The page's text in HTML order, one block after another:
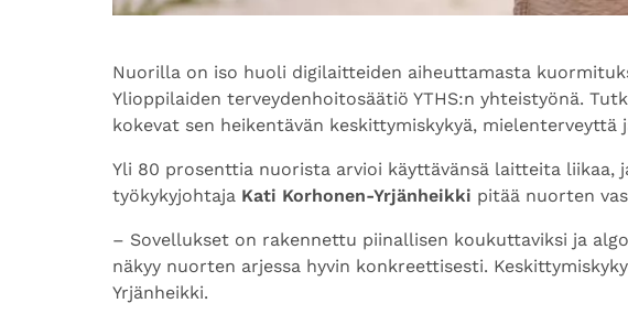
Nuorilla on iso huoli digilaitteiden aiheuttamasta
Ylioppilaiden terveydenhoitosäätiö YTHS:n yhteistyönä.
kokevat sen heikentävän keskittymiskykyä, mielenterveyttä
Yli 80 prosenttia nuorista arvioi käyttävänsä laitteita liikaa,
työkykyjohtaja Kati Korhonen-Yrjänheikki pitää nuorten
– Sovellukset on rakennettu piinallisen koukuttaviksi ja
näkyy nuorten arjessa hyvin konkreettisesti.
Yrjänheikki.